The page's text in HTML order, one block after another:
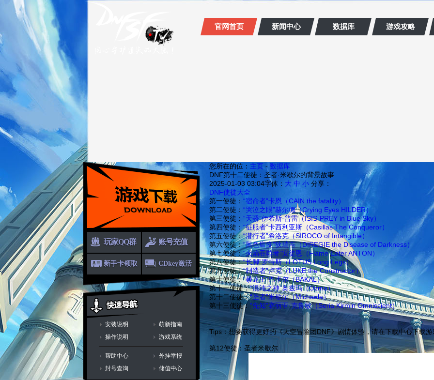
官网首页 新闻中心 数据库 游戏攻略
玩家QQ群 账号充值
新手卡领取 CDkey激活
安装说明
萌新指南
操作说明
游戏系统
帮助中心
外挂举报
封号查询
储值中心
您所在的位： 主页 - 数据库
DNF第十二使徒：圣者·米歇尔的背景故事
2025-01-03 03:04字体： 大 中 小 分享：
DNF使徒大全
第一使徒： “宿命者”卡恩（CAIN the fatality）
第二使徒： “哭泣之眼”赫尔德（Crying Eyes HILDER）
第三使徒： “天骄”伊希斯·普雷（ISIS-PREY in Blue Sky）
第四使徒：“征服者”卡西利亚斯（Casillas The Conqueror）
第五使徒：“潜行者”希洛克（SIROCO of Intangible）
第六使徒：“黑色瘟疫”狄瑞吉（DIREGIE the Disease of Darkness）
第七使徒：“火焰吞噬者”安徒恩（Flame Eater ANTON）
第八使徒：“长脚”罗特斯（LOTUS Long Legs）
第九使徒：“制造者”卢克（LUKE the Constructor）
第十使徒：“暴龙王”巴卡尔（BAKAL）
第十一使徒：“混沌之神”奥兹玛（Ozma）
第十二使徒：“圣者”米歇尔（Michaela）
第十三使徒： “先知”赛丽亚·克鲁敏（Seria Kirmin Omniscient）
Tips：想要获得更好的《天空冒险团DNF》剧情体验，请在下载中心下载游
第12使徒：圣者米歇尔